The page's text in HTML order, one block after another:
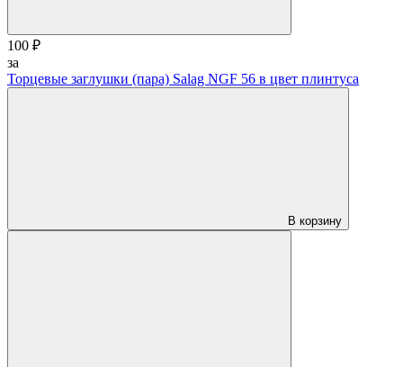
100 ₽
за
Торцевые заглушки (пара) Salag NGF 56 в цвет плинтуса
В корзину